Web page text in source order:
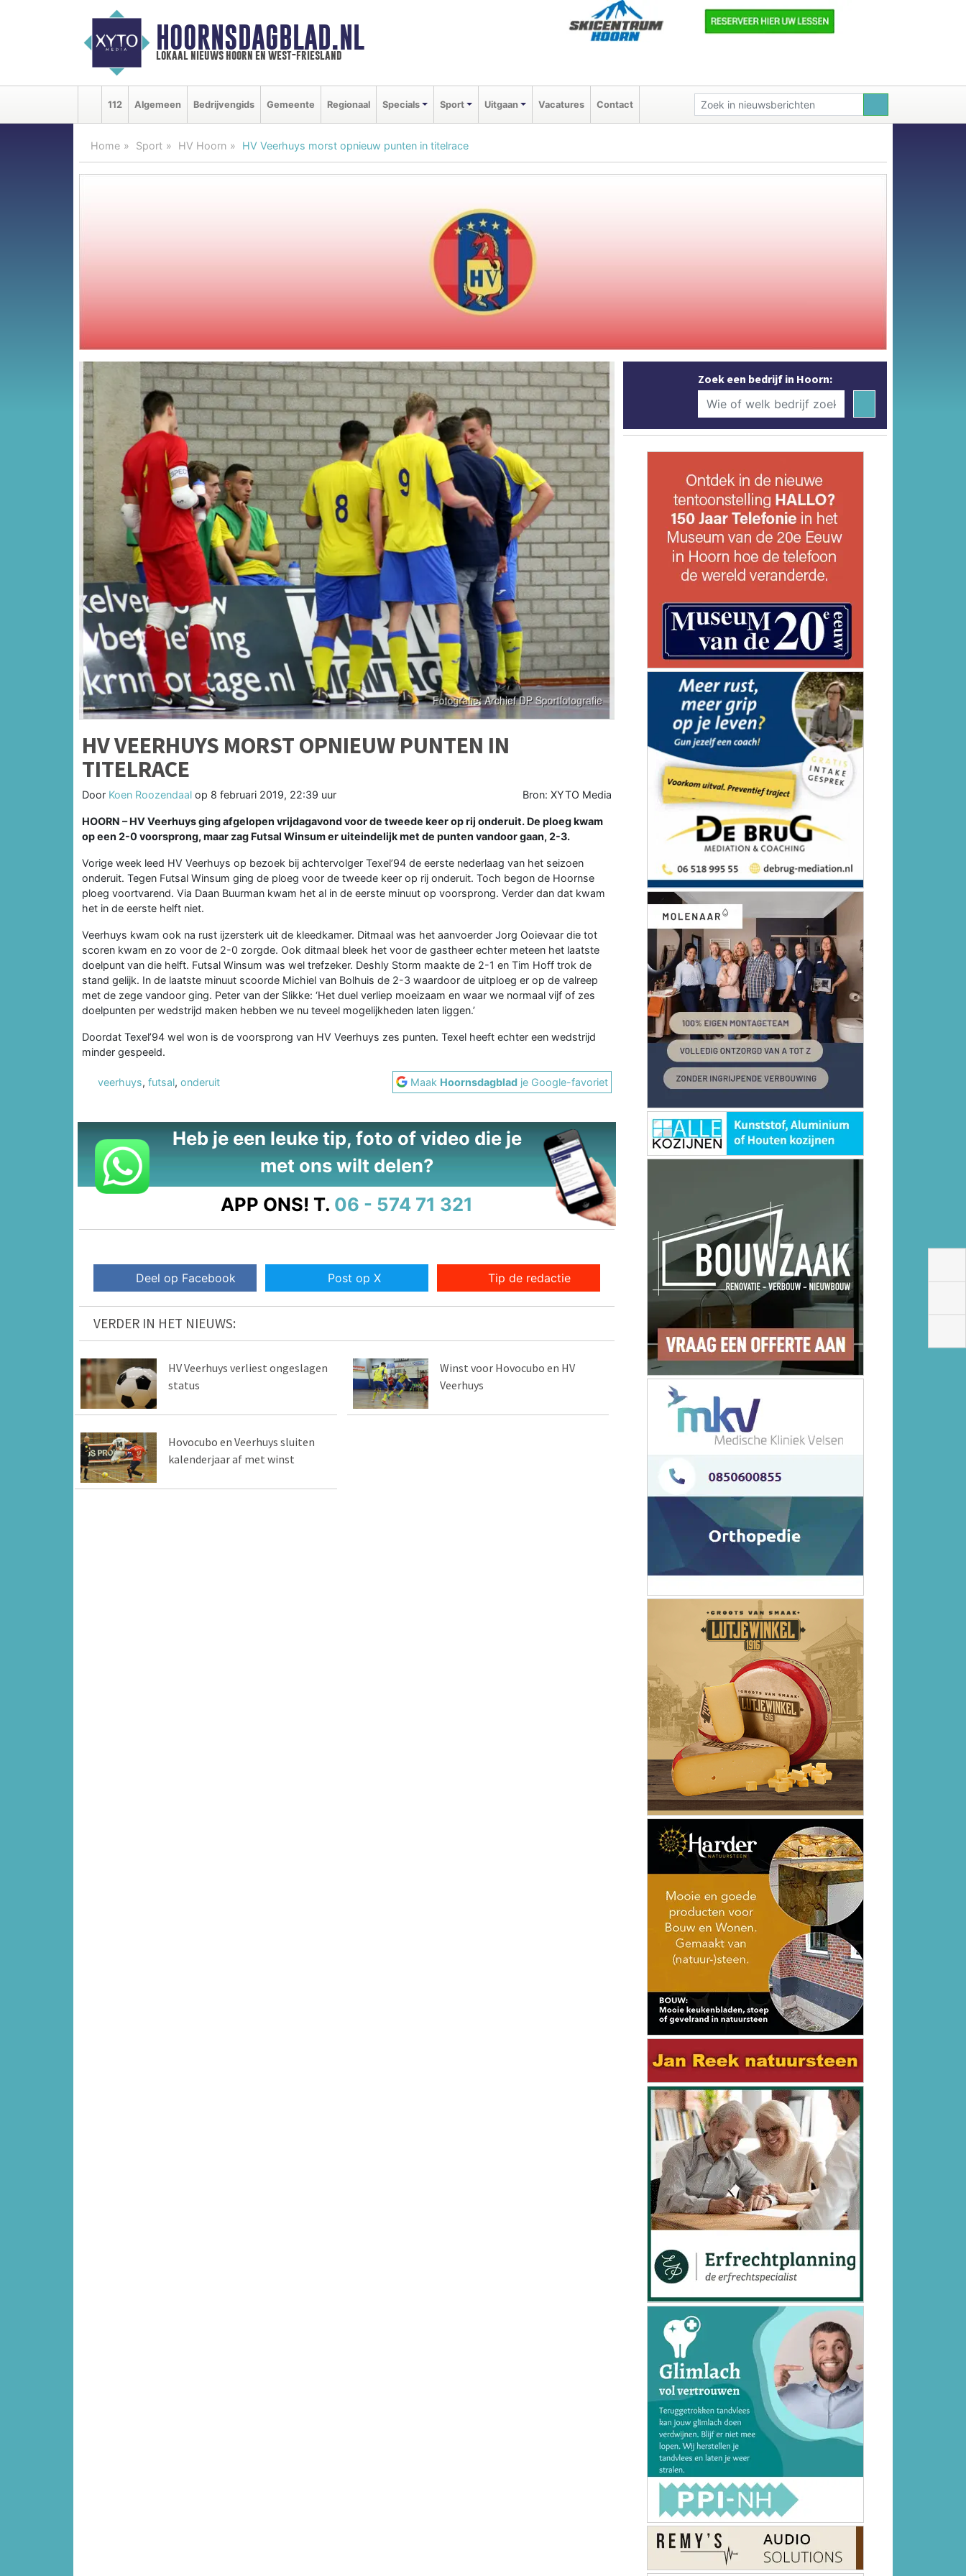
HOORNSDAGBLAD.NL
lokaal nieuws hoorn en west-friesland
112 Algemeen Bedrijvengids Gemeente Regionaal Specials Sport Uitgaan Vacatures Contact
Home Sport HV Hoorn HV Veerhuys morst opnieuw punten in titelrace
HV VEERHUYS MORST OPNIEUW PUNTEN IN
TITELRACE
Door Koen Roozendaal op 8 februari 2019, 22:39 uur Bron: XYTO Media
HOORN – HV Veerhuys ging afgelopen vrijdagavond voor de tweede keer op rij onderuit. De ploeg kwam
op een 2-0 voorsprong, maar zag Futsal Winsum er uiteindelijk met de punten vandoor gaan, 2-3.
Vorige week leed HV Veerhuys op bezoek bij achtervolger Texel’94 de eerste nederlaag van het seizoen
onderuit. Tegen Futsal Winsum ging de ploeg voor de tweede keer op rij onderuit. Toch begon de Hoornse
ploeg voortvarend. Via Daan Buurman kwam het al in de eerste minuut op voorsprong. Verder dan dat kwam
het in de eerste helft niet.
Veerhuys kwam ook na rust ijzersterk uit de kleedkamer. Ditmaal was het aanvoerder Jorg Ooievaar die tot
scoren kwam en zo voor de 2-0 zorgde. Ook ditmaal bleek het voor de gastheer echter meteen het laatste
doelpunt van die helft. Futsal Winsum was wel trefzeker. Deshly Storm maakte de 2-1 en Tim Hoff trok de
stand gelijk. In de laatste minuut scoorde Michiel van Bolhuis de 2-3 waardoor de uitploeg er op de valreep
met de zege vandoor ging. Peter van der Slikke: ‘Het duel verliep moeizaam en waar we normaal vijf of zes
doelpunten per wedstrijd maken hebben we nu teveel mogelijkheden laten liggen.’
Doordat Texel’94 wel won is de voorsprong van HV Veerhuys zes punten. Texel heeft echter een wedstrijd
minder gespeeld.
veerhuys, futsal, onderuit Maak Hoornsdagblad je Google-favoriet
Heb je een leuke tip, foto of video die je
met ons wilt delen?
APP ONS! T. 06 - 574 71 321
Deel op Facebook Post op X Tip de redactie
VERDER IN HET NIEUWS:
HV Veerhuys verliest ongeslagen
status
Winst voor Hovocubo en HV
Veerhuys
Hovocubo en Veerhuys sluiten
kalenderjaar af met winst
Zoek een bedrijf in Hoorn: